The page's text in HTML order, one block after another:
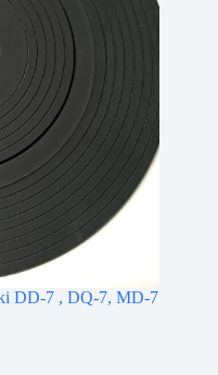
DD-7 , DQ-7, MD-7